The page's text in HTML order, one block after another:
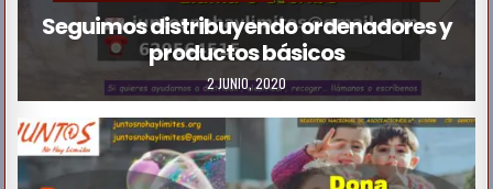
s
i
n
Seguimos distribuyendo ordenadores y
productos básicos
2 JUNIO, 2020